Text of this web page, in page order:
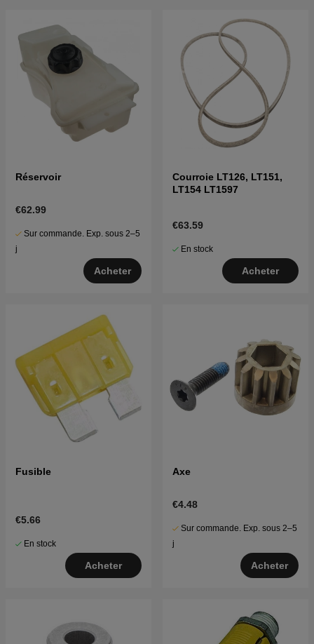
pour Husqvarna LTH2038R 2014-05 (96041028302)
Réservoir
€62.99
Sur commande. Exp. sous 2–5
j
Acheter
Courroie LT126, LT151,
LT154 LT1597
€63.59
En stock
Acheter
Fusible
€5.66
En stock
Acheter
Axe
€4.48
Sur commande. Exp. sous 2–5
j
Acheter